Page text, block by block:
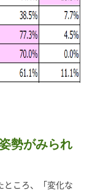
勢がみられ
ころ、「変化な